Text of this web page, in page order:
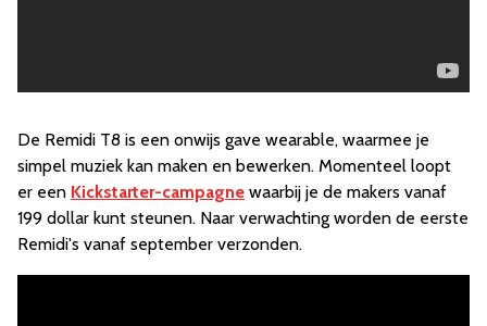
De Remidi T8 is een onwijs gave wearable, waarmee je
simpel muziek kan maken en bewerken. Momenteel loopt
er een Kickstarter-campagne waarbij je de makers vanaf
199 dollar kunt steunen. Naar verwachting worden de eerste
Remidi's vanaf september verzonden.